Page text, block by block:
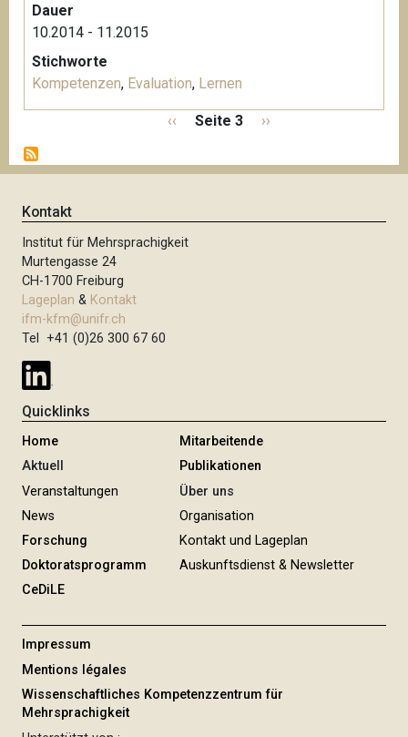
Dauer
10.2014 - 11.2015
Stichworte
Kompetenzen, Evaluation, Lernen
i
t
n
n
u
m
m
e
r
i
u
n
g
V
r
i
‹‹ Seite 3
N
c
››
Kontakt
Institut für Mehrsprachigkeit
Murtengasse 24
CH-1700 Freiburg
Lageplan & Kontakt
ifm-kfm@unifr.ch
Tel +41 (0)26 300 67 60
Quicklinks
Home
Aktuell
Veranstaltungen
News
Forschung
Doktoratsprogramm
CeDiLE
Mitarbeitende
Publikationen
Über uns
Organisation
Kontakt und Lageplan
Auskunftsdienst & Newsletter
Impressum
Mentions légales
Wissenschaftliches Kompetenzzentrum für
Mehrsprachigkeit